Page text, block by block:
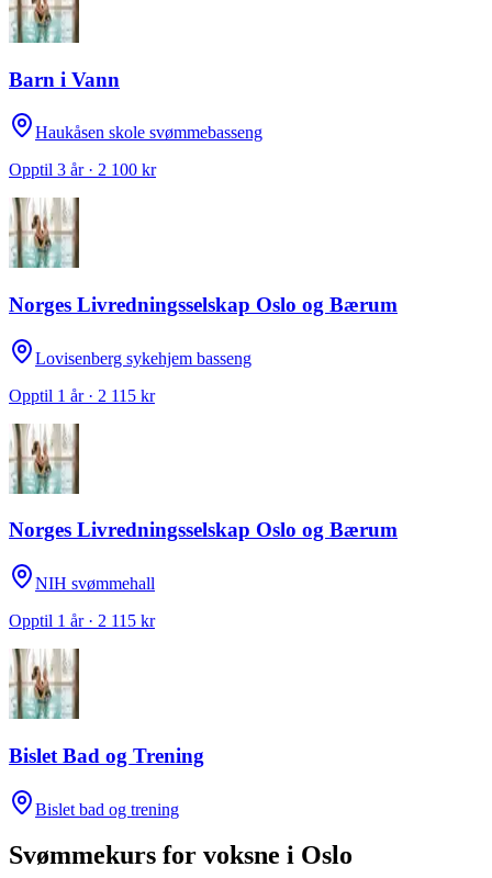
Barn i Vann
Haukåsen skole svømmebasseng
Opptil 3 år · 2 100 kr
Norges Livredningsselskap Oslo og Bærum
Lovisenberg sykehjem basseng
Opptil 1 år · 2 115 kr
Norges Livredningsselskap Oslo og Bærum
NIH svømmehall
Opptil 1 år · 2 115 kr
Bislet Bad og Trening
Bislet bad og trening
Svømmekurs for voksne i Oslo